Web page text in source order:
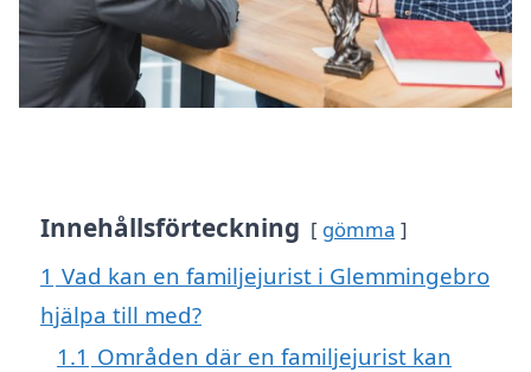
Innehållsförteckning gömma
1 Vad kan en familjejurist i Glemmingebro
hjälpa till med?
1.1 Områden där en familjejurist kan